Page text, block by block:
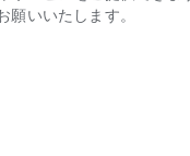
ン / 韓国インテリア /
くりをもっと手軽に。
願いいたします。